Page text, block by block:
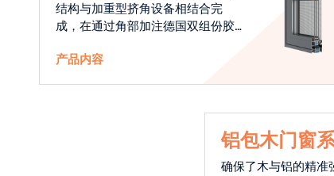
结构与加重型挤角设备相结合完
成，在通过角部加注德国双组份胶
强度，促使窗使用寿命提升5-10
产品内容
铝包木门窗
确保了木与铝的精准